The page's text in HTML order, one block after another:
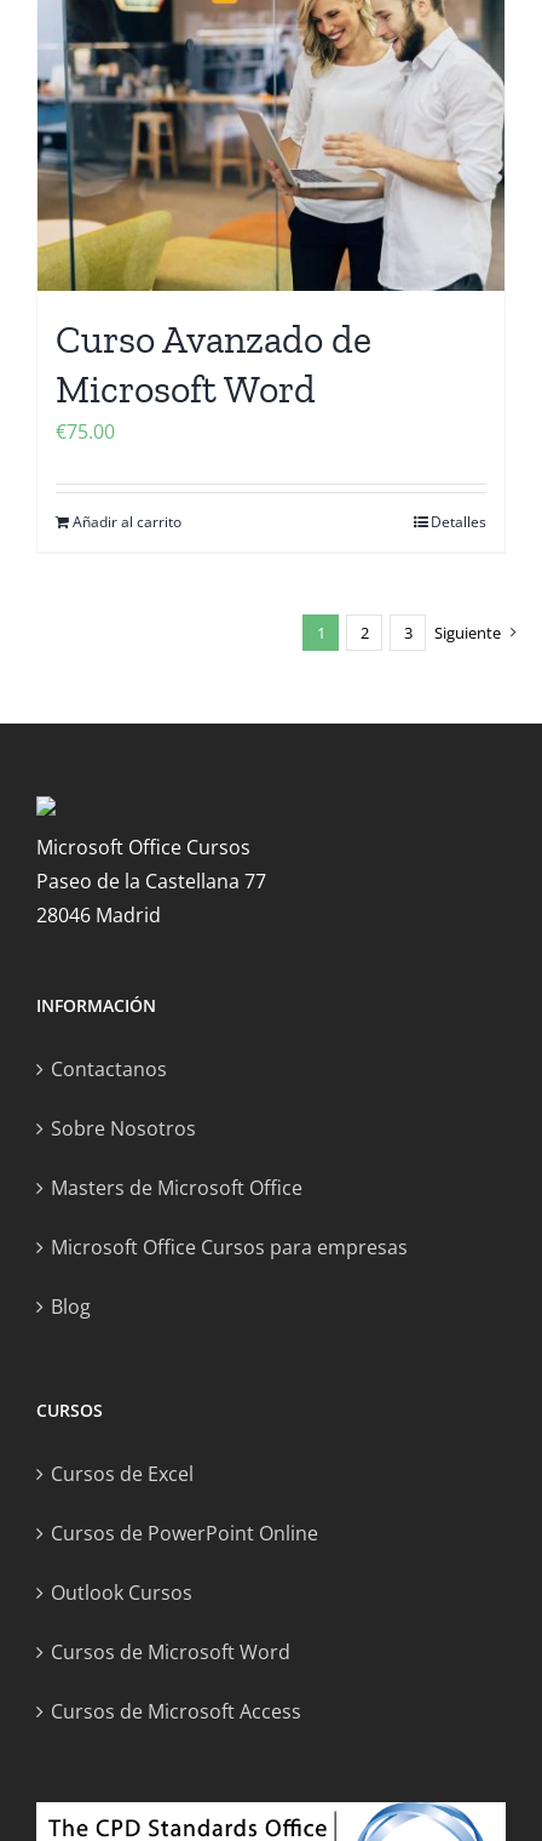
Curso Avanzado de
Microsoft Word
€75.00
Añadir al carrito Detalles
1 2 3 Siguiente
Microsoft Office Cursos
Paseo de la Castellana 77
28046 Madrid
INFORMACIÓN
Contactanos
Sobre Nosotros
Masters de Microsoft Office
Microsoft Office Cursos para empresas
Blog
CURSOS
Cursos de Excel
Cursos de PowerPoint Online
Outlook Cursos
Cursos de Microsoft Word
Cursos de Microsoft Access